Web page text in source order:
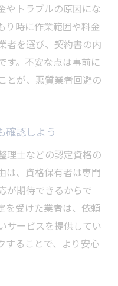
やトラブルの原因にな
り時に作業範囲や料金
者を選び、契約書の内
す。不安な点は事前に
とが、悪質業者回避の
確認しよう
理士などの認定資格の
は、資格保有者は専門
が期待できるからで
を受けた業者は、依頼
サービスを提供してい
することで、より安心